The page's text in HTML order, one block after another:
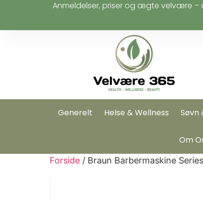
Anmeldelser, priser og ægte velvære –
Generelt Helse & Wellness Søvn
Om
Forside / Braun Barbermaskine